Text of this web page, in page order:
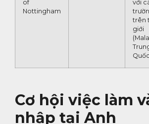
of
Nottingham
với
trên
giới
Cơ hội việc làm
nhập tại Anh